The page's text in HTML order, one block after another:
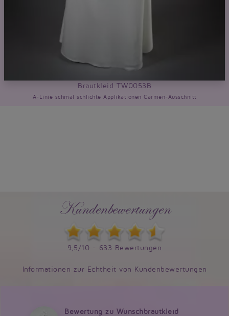
Brautkleid TW0053B
A-Linie schmal schlichte Applikationen Carmen-Ausschnitt
Kundenbewertungen
9,5/10 - 633 Bewertungen
Informationen zur Echtheit von Kundenbewertungen
Bewertung zu Wunschbrautkleid